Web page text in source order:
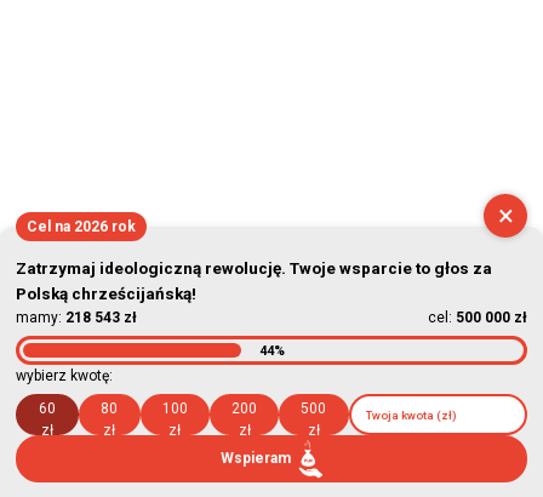
×
Cel na 2026 rok
Zatrzymaj ideologiczną rewolucję. Twoje wsparcie to głos za
Polską chrześcijańską!
mamy: 218 543 zł cel: 500 000 zł
44%
wybierz kwotę:
60
zł
80
zł
100
zł
200
zł
500
zł
Wspieram